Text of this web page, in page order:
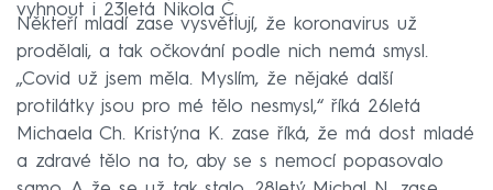
vyhnout i 23letá Nikola Č.
Někteří mladí zase vysvětlují, že koronavirus už
prodělali, a tak očkování podle nich nemá smysl.
„Covid už jsem měla. Myslím, že nějaké další
protilátky jsou pro mé tělo nesmysl,“ říká 26letá
Michaela Ch. Kristýna K. zase říká, že má dost mladé
a zdravé tělo na to, aby se s nemocí popasovalo